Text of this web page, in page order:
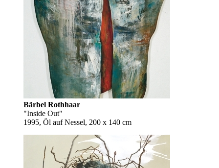
Bärbel Rothhaar
"Inside Out"
1995, Öl auf Nessel, 200 x 140 cm